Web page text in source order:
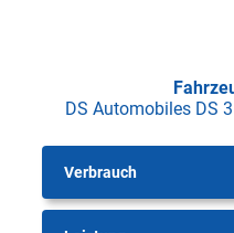
DS Automobiles DS
Verbrauch